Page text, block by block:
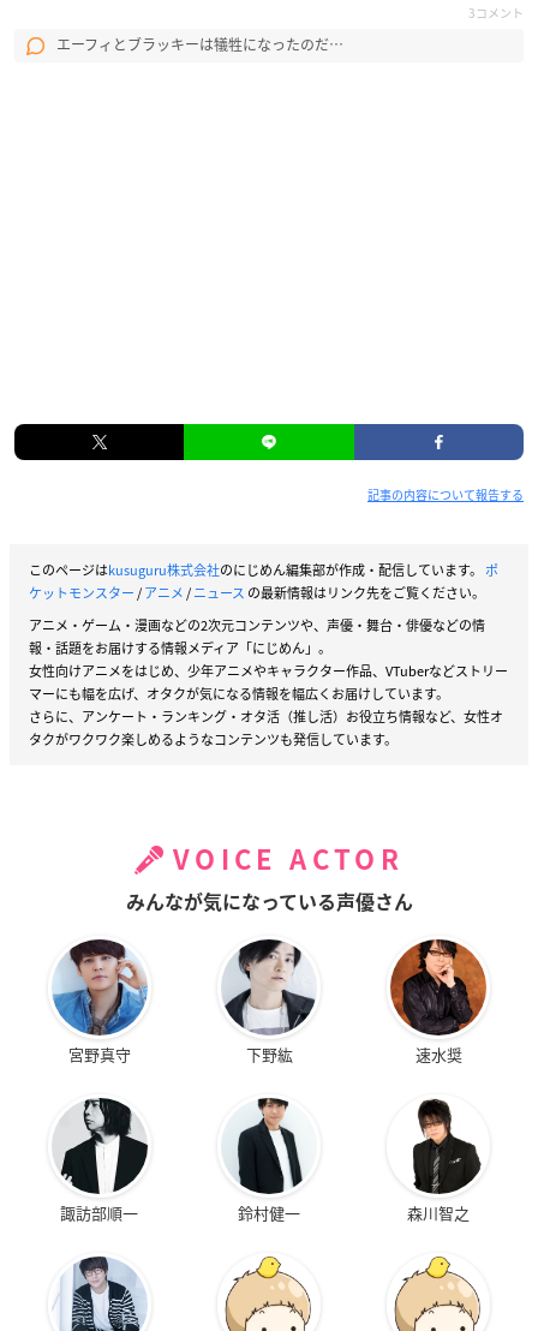
3コメント
エーフィとブラッキーは犠牲になったのだ…
記事の内容について報告する
このページはkusuguru株式会社のにじめん編集部が作成・配信しています。 ポ
ケットモンスター/アニメ/ニュース の最新情報はリンク先をご覧ください。
アニメ・ゲーム・漫画などの2次元コンテンツや、声優・舞台・俳優などの情
報・話題をお届けする情報メディア「にじめん」。
女性向けアニメをはじめ、少年アニメやキャラクター作品、VTuberなどストリー
マーにも幅を広げ、オタクが気になる情報を幅広くお届けしています。
さらに、アンケート・ランキング・オタ活（推し活）お役立ち情報など、女性オ
タクがワクワク楽しめるようなコンテンツも発信しています。
VOICE ACTOR
みんなが気になっている声優さん
宮野真守 下野紘 速水奨
諏訪部順一 鈴村健一 森川智之